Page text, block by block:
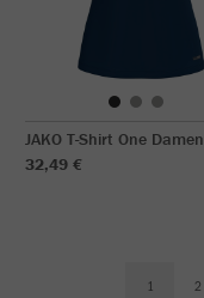
JAKO T-Shirt One Damen
32,49 €
1 2